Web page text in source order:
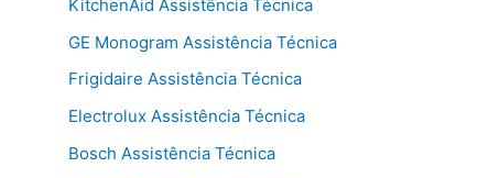
KitchenAid Assistência Técnica
GE Monogram Assistência Técnica
Frigidaire Assistência Técnica
Electrolux Assistência Técnica
Bosch Assistência Técnica